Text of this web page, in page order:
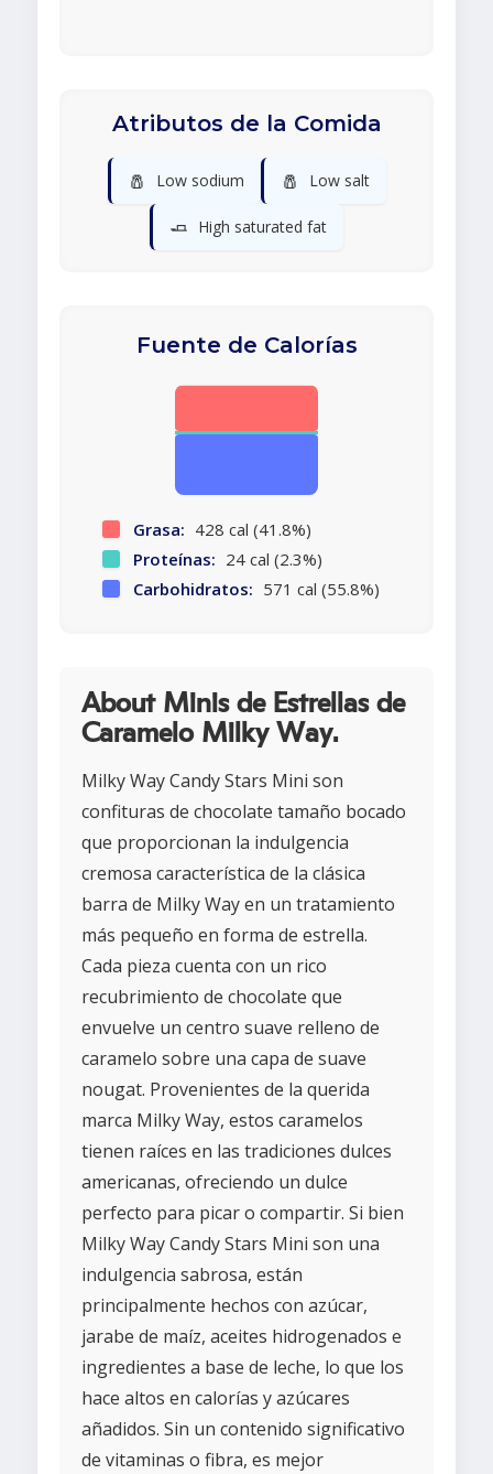
Atributos de la Comida
🧂 Low sodium 🧂 Low salt
🧈 High saturated fat
Fuente de Calorías
Grasa: 428 cal (41.8%)
Proteínas: 24 cal (2.3%)
Carbohidratos: 571 cal (55.8%)
About Minis de Estrellas de
Caramelo Milky Way.
Milky Way Candy Stars Mini son
confituras de chocolate tamaño bocado
que proporcionan la indulgencia
cremosa característica de la clásica
barra de Milky Way en un tratamiento
más pequeño en forma de estrella.
Cada pieza cuenta con un rico
recubrimiento de chocolate que
envuelve un centro suave relleno de
caramelo sobre una capa de suave
nougat. Provenientes de la querida
marca Milky Way, estos caramelos
tienen raíces en las tradiciones dulces
americanas, ofreciendo un dulce
perfecto para picar o compartir. Si bien
Milky Way Candy Stars Mini son una
indulgencia sabrosa, están
principalmente hechos con azúcar,
jarabe de maíz, aceites hidrogenados e
ingredientes a base de leche, lo que los
hace altos en calorías y azúcares
añadidos. Sin un contenido significativo
de vitaminas o fibra, es mejor